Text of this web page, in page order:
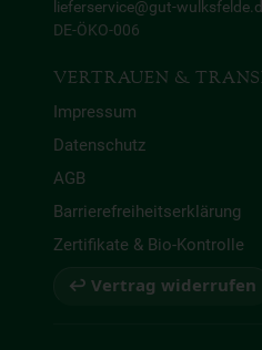
lieferservice@gut-
DE-ÖKO-006
VERTRAUEN &
Impressum
Datenschutz
AGB
Barrierefreiheitserklärung
Zertifikate & Bio-Kontrolle
↩ Vertrag widerrufen